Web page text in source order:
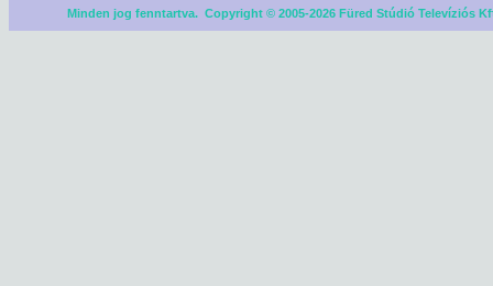
Minden jog fenntartva. Copyright © 2005-2026 Füred Stúdió Televíziós